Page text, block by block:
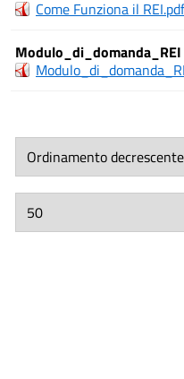
Come Funziona il REI.pdf
Modulo_di_domanda_REI